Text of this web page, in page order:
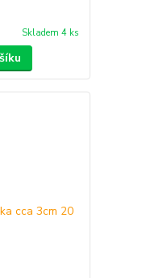
Skladem 4 ks